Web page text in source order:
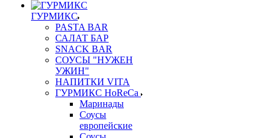
ГУРМИКС
PASTA BAR
САЛАТ БАР
SNACK BAR
СОУСЫ "НУЖЕН
УЖИН"
НАПИТКИ VITA
ГУРМИКС HoReCa
Маринады
Соусы
европейские